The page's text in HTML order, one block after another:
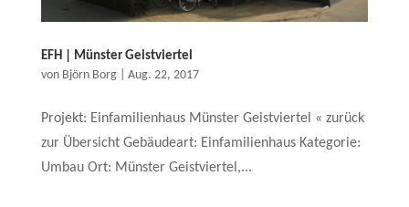
EFH | Münster Geistviertel
von Björn Borg| Aug. 22, 2017
Projekt: Einfamilienhaus Münster Geistviertel « zurück
zur Übersicht Gebäudeart: Einfamilienhaus Kategorie:
Umbau Ort: Münster Geistviertel,...